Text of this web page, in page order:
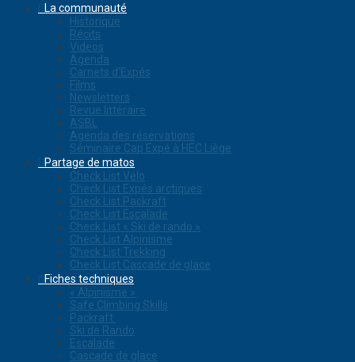
La communauté
Historique
Récits
Videos
Agenda
Carnets d’Expés
Films
Newsletters
Revue littéraire
ASBL
Agenda des réservations
Séminaire Cap Expé à HEC Liège
Partage de matos
Check List Vélo
Check List Expés arctiques
Check List Packraft
Check List Escalade
Check List « Ski de rando »
Check List Alpinisme
Check List Trekking
Check List Cascade de glace
Fiches techniques
« Alpinisme »
Safe Climbing Skills
Packraft
Ski de Rando
Escalade
Cascade de glace